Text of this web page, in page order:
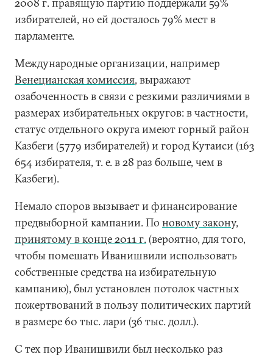
избирателей, но ей досталось 79% мест в
парламенте.
Международные организации, например
Венецианская комиссия, выражают
озабоченность в связи с резкими различиями в
размерах избирательных округов: в частности,
статус отдельного округа имеют горный район
Казбеги (5779 избирателей) и город Кутаиси (163
654 избирателя, т. е. в 28 раз больше, чем в
Казбеги).
Немало споров вызывает и финансирование
предвыборной кампании. По новому закону,
принятому в конце 2011 г.(вероятно, для того,
чтобы помешать Иванишвили использовать
собственные средства на избирательную
кампанию), был установлен потолок частных
пожертвований в пользу политических партий
в размере 60 тыс. лари (36 тыс. долл.).
С тех пор Иванишвили был несколько раз